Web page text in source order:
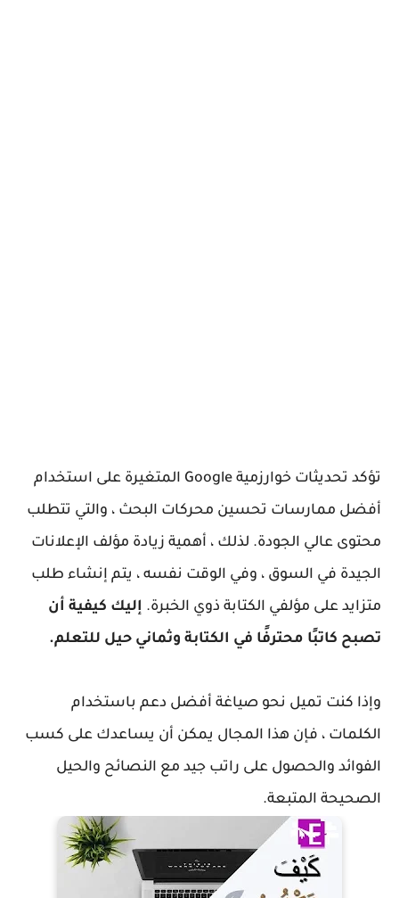
تؤكد تحديثات خوارزمية Google المتغيرة على استخدام
أفضل ممارسات تحسين محركات البحث ، والتي تتطلب
محتوى عالي الجودة. لذلك ، أهمية زيادة مؤلف الإعلانات
الجيدة في السوق ، وفي الوقت نفسه ، يتم إنشاء طلب
متزايد على مؤلفي الكتابة ذوي الخبرة. إليك كيفية أن
تصبح كاتبًا محترفًا في الكتابة وثماني حيل للتعلم.
وإذا كنت تميل نحو صياغة أفضل دعم باستخدام
الكلمات ، فإن هذا المجال يمكن أن يساعدك على كسب
الفوائد والحصول على راتب جيد مع النصائح والحيل
الصحيحة المتبعة.